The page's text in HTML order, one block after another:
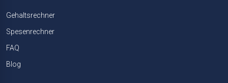
Gehaltsrechner
Spesenrechner
FAQ
Blog